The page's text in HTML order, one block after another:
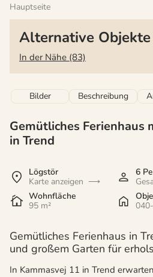
Hauptseite
Alternative Objekte
In der Nähe (83)
Bilder Beschreibung
Gemütliches Ferienhaus
in Trend
Lögstör
Karte anzeigen
6
Wohnfläche
95 m²
Gemütliches Ferienhaus in
und großem Garten für
In Kammasvej 11 in Trend